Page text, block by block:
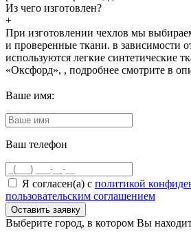
Из чего изготовлен?
+
При изготовлении чехлов мы
и проверенные ткани. в зависимости
используются легкие синтетические
«Оксфорд», , подробнее смотрите в
Ваше имя:
Ваш телефон
Я согласен(а) с политикой
пользовательским соглашением
Выберите город, в котором Вы